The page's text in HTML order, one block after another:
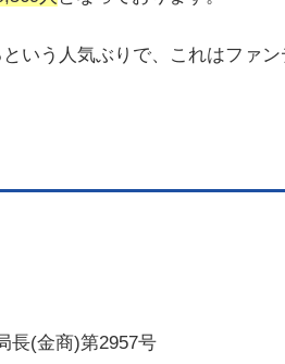
いう人気ぶりで、これはファ
長(金商)第2957号